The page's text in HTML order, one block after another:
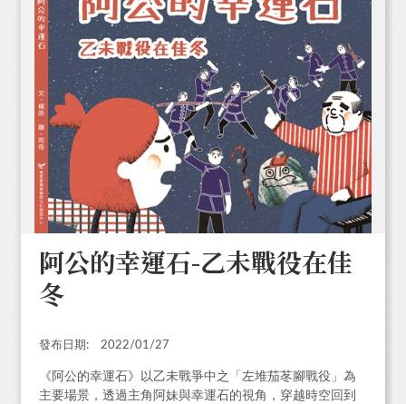
阿公的幸運石-乙未戰役在佳
冬
發布日期: 2022/01/27
《阿公的幸運石》以乙未戰爭中之「左堆茄苳腳戰役」為
主要場景，透過主角阿妹與幸運石的視角，穿越時空回到